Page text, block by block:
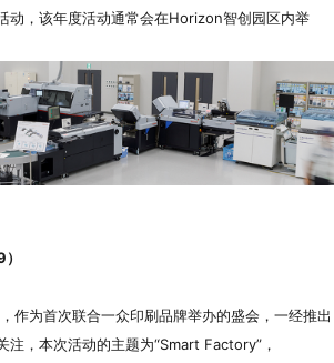
代理商信息
简体 繁體 EN
动，该年度活动通常会在Horizon智创园区内举
作为首次联合一众印刷品牌举办的盛会，一经推出
注，本次活动的主题为“Smart Factory”，